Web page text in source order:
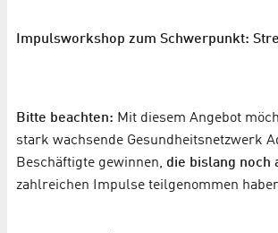
Impulsworkshop zum Schwerpunkt:
Bitte beachten: Mit diesem Angebot
stark wachsende Gesundheitsnetzwerk
Beschäftigte gewinnen, die bislang noch
zahlreichen Impulse teilgenommen